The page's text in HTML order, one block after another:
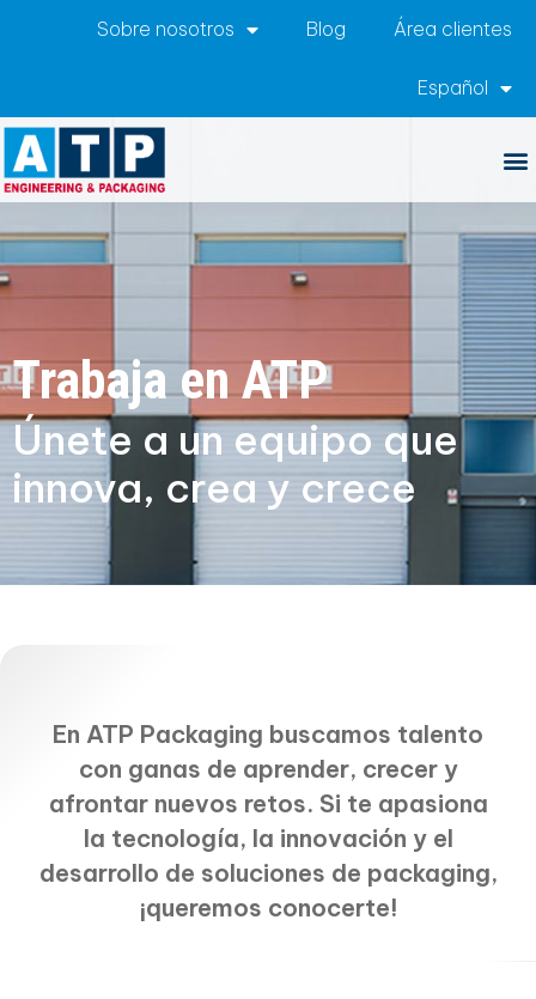
Sobre nosotros Blog Área clientes
Español
Trabaja en ATP
Únete a un equipo que
innova, crea y crece
En ATP Packaging buscamos talento
con ganas de aprender, crecer y
afrontar nuevos retos. Si te apasiona
la tecnología, la innovación y el
desarrollo de soluciones de packaging,
¡queremos conocerte!